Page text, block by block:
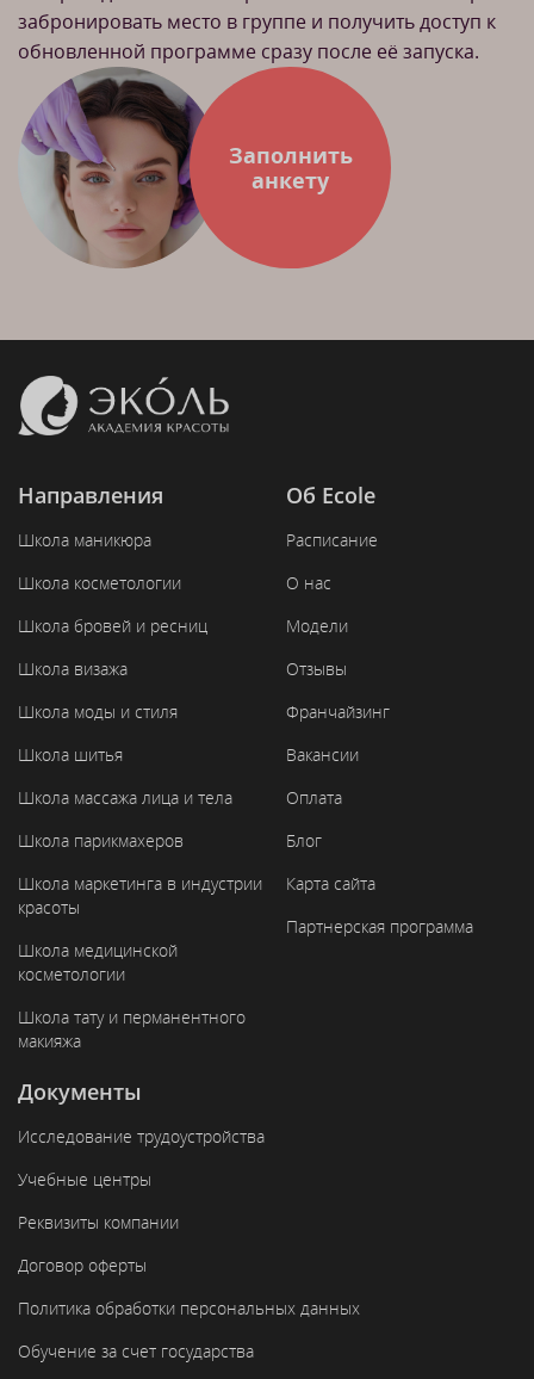
забронировать место в группе и получить доступ к
обновленной программе сразу после её запуска.
Заполнить
анкету
Направления
Школа маникюра
Школа косметологии
Школа бровей и ресниц
Школа визажа
Школа моды и стиля
Школа шитья
Школа массажа лица и тела
Школа парикмахеров
Школа маркетинга в индустрии
красоты
Школа медицинской
косметологии
Школа тату и перманентного
макияжа
Об Ecole
Расписание
О нас
Модели
Отзывы
Франчайзинг
Вакансии
Оплата
Блог
Карта сайта
Партнерская программа
Документы
Исследование трудоустройства
Учебные центры
Реквизиты компании
Договор оферты
Политика обработки персональных данных
Обучение за счет государства